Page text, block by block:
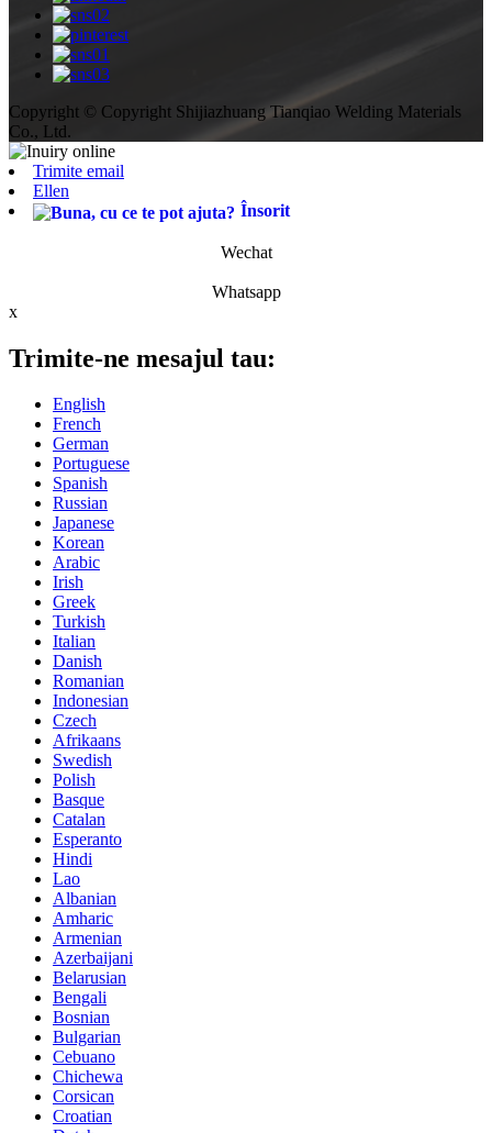
Copyright © Copyright Shijiazhuang Tianqiao Welding Materials
Co., Ltd.
Trimite email
Ellen
Însorit
Wechat
Whatsapp
x
Trimite-ne mesajul tau:
English
French
German
Portuguese
Spanish
Russian
Japanese
Korean
Arabic
Irish
Greek
Turkish
Italian
Danish
Romanian
Indonesian
Czech
Afrikaans
Swedish
Polish
Basque
Catalan
Esperanto
Hindi
Lao
Albanian
Amharic
Armenian
Azerbaijani
Belarusian
Bengali
Bosnian
Bulgarian
Cebuano
Chichewa
Corsican
Croatian